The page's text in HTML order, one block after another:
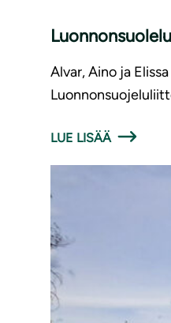
Alvar, Aino ja
LUE LISÄÄ